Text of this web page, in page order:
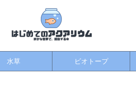
水草 ビオトープ